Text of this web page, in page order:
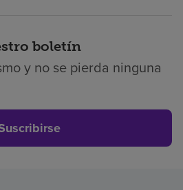
boletín
y no se pierda ninguna